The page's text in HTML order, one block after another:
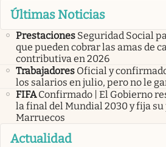
Últimas Noticias
Prestaciones Seguridad Social
que pueden cobrar las amas de
contributiva en 2026
Trabajadores Oficial y
los salarios en julio, pero no le
FIFA Confirmado | El Gobierno
la final del Mundial 2030 y fija su
Marruecos
Actualidad